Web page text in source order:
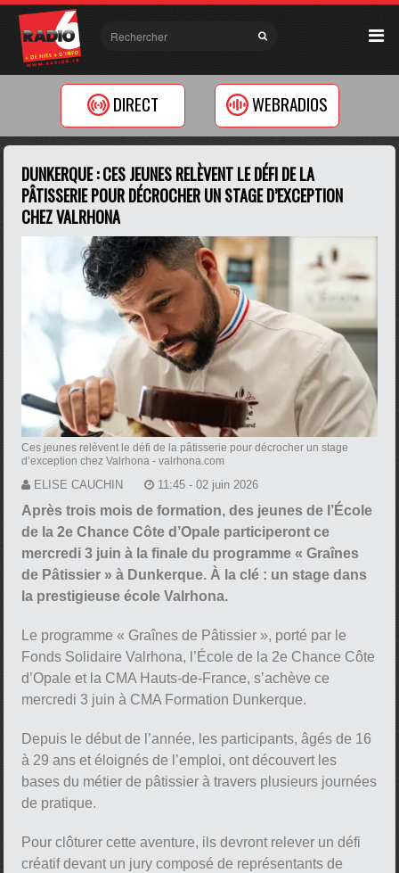
DIRECT WEBRADIOS
DUNKERQUE : CES JEUNES RELÈVENT LE DÉFI DE LA
PÂTISSERIE POUR DÉCROCHER UN STAGE D’EXCEPTION
CHEZ VALRHONA
Ces jeunes relèvent le défi de la pâtisserie pour décrocher un stage
d’exception chez Valrhona - valrhona.com
ELISE CAUCHIN 11:45 - 02 juin 2026
Après trois mois de formation, des jeunes de l’École
de la 2e Chance Côte d’Opale participeront ce
mercredi 3 juin à la finale du programme « Graînes
de Pâtissier » à Dunkerque. À la clé : un stage dans
la prestigieuse école Valrhona.
Le programme « Graînes de Pâtissier », porté par le
Fonds Solidaire Valrhona, l’École de la 2e Chance Côte
d’Opale et la CMA Hauts-de-France, s’achève ce
mercredi 3 juin à CMA Formation Dunkerque.
Depuis le début de l’année, les participants, âgés de 16
à 29 ans et éloignés de l’emploi, ont découvert les
bases du métier de pâtissier à travers plusieurs journées
de pratique.
Pour clôturer cette aventure, ils devront relever un défi
créatif devant un jury composé de représentants de